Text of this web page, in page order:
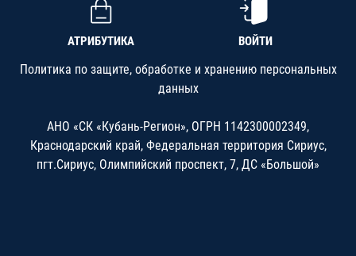
АТРИБУТИКА ВОЙТИ
Политика по защите, обработке и хранению персональных
данных
АНО «СК «Кубань-Регион», ОГРН 1142300002349,
Краснодарский край, Федеральная территория Сириус,
пгт.Сириус, Олимпийский проспект, 7, ДС «Большой»